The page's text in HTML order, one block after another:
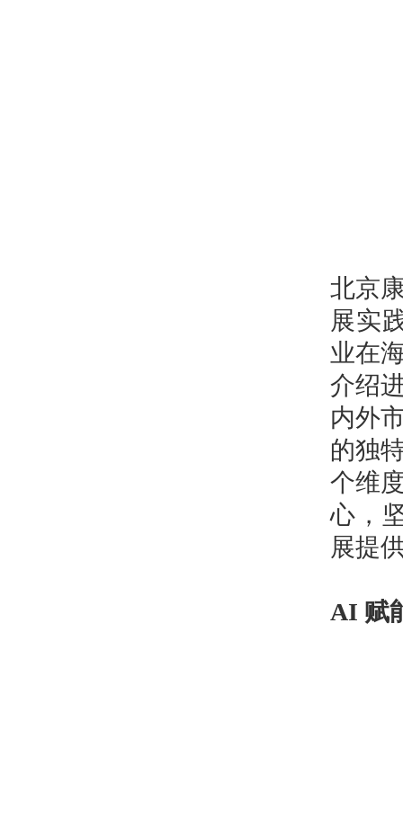
北京
展实
业在
介绍
内外
的独
个维
心，
展提
AI 赋